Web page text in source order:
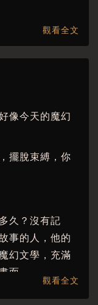
觀看全文
像今天的魔幻
擺脫束縛，你
久？沒有記
事的人，他的
幻文學，充滿
面。
觀看全文